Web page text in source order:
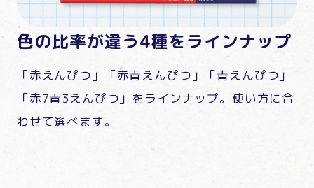
色の比率が違う4種をラインナップ
「赤えんぴつ」「赤青えんぴつ」「青えんぴつ」
「赤7青3えんぴつ」をラインナップ。使い方に合
わせて選べます。